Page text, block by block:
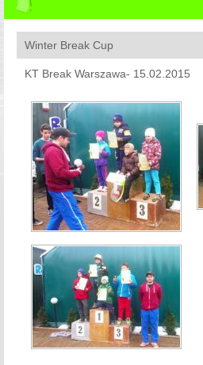
Winter Break Cup
KT Break Warszawa- 15.02.2015